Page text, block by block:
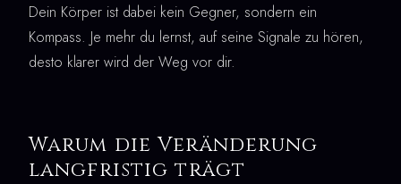
Dein Körper ist dabei kein Gegner, sondern ein
Kompass. Je mehr du lernst, auf seine Signale zu hören,
desto klarer wird der Weg vor dir.
Warum die Veränderung
langfristig trägt